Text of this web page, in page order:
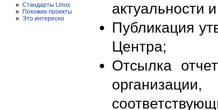
Стандарты Linux
Похожие проекты
Это интересно
актуальности
Публикация
Центра;
Отсылка